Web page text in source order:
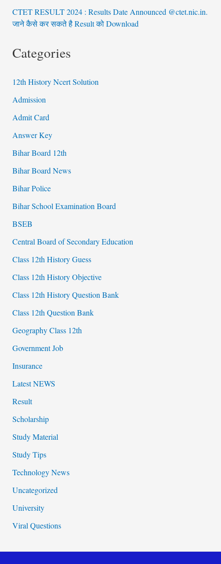
CTET RESULT 2024 : Results Date Announced @ctet.nic.in.
जाने कैसे कर सकते है Result को Download
Categories
12th History Ncert Solution
Admission
Admit Card
Answer Key
Bihar Board 12th
Bihar Board News
Bihar Police
Bihar School Examination Board
BSEB
Central Board of Secondary Education
Class 12th History Guess
Class 12th History Objective
Class 12th History Question Bank
Class 12th Question Bank
Geography Class 12th
Government Job
Insurance
Latest NEWS
Result
Scholarship
Study Material
Study Tips
Technology News
Uncategorized
University
Viral Questions